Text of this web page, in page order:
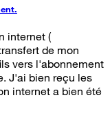
internet (
de mon
vers l'abonnement
J'ai bien reçu les
internet a bien été